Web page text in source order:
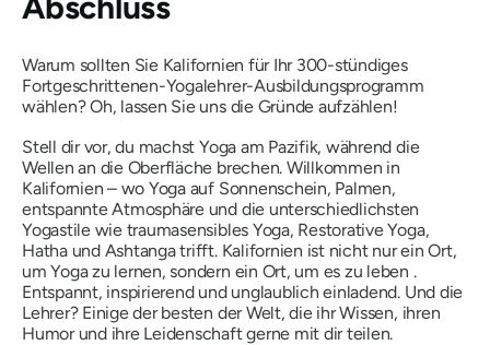
Warum sollten Sie Kalifornien für Ihr 300-stündiges
Fortgeschrittenen-Yogalehrer-Ausbildungsprogramm
wählen? Oh, lassen Sie uns die Gründe aufzählen!
Stell dir vor, du machst Yoga am Pazifik, während die
Wellen an die Oberfläche brechen. Willkommen in
Kalifornien – wo Yoga auf Sonnenschein, Palmen,
entspannte Atmosphäre und die unterschiedlichsten
Yogastile wie traumasensibles Yoga, Restorative Yoga,
Hatha und Ashtanga trifft. Kalifornien ist nicht nur ein Ort,
um Yoga zu lernen, sondern ein Ort, um es zu leben .
Entspannt, inspirierend und unglaublich einladend. Und die
Lehrer? Einige der besten der Welt, die ihr Wissen, ihren
Humor und ihre Leidenschaft gerne mit dir teilen.